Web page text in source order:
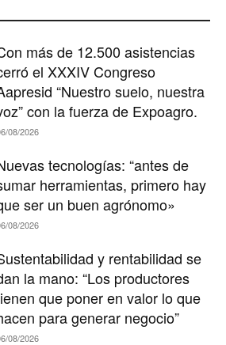
más de 12.500 asistencias
el XXXIV Congreso
“Nuestro suelo, nuestra
con la fuerza de Expoagro.
08/2026
tecnologías: “antes de
herramientas, primero hay
ser un buen agrónomo»
08/2026
y rentabilidad se
la mano: “Los productores
que poner en valor lo que
para generar negocio”
08/2026